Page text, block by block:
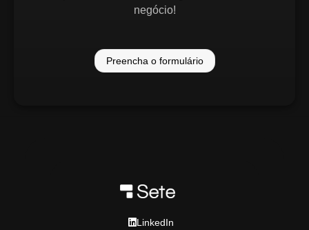
negócio!
Preencha o formulário
LinkedIn